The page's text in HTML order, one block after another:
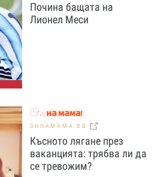
Почина бащата на
Лионел Меси
OHNAMAMA.BG
Късното лягане през
ваканцията: трябва ли да
се тревожим?